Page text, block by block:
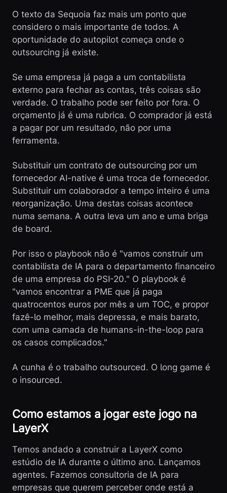
O texto da Sequoia faz mais um ponto que
considero o mais importante de todos. A
oportunidade do autopilot começa onde o
outsourcing já existe.
Se uma empresa já paga a um contabilista
externo para fechar as contas, três coisas são
verdade. O trabalho pode ser feito por fora. O
orçamento já é uma rubrica. O comprador já está
a pagar por um resultado, não por uma
ferramenta.
Substituir um contrato de outsourcing por um
fornecedor AI-native é uma troca de fornecedor.
Substituir um colaborador a tempo inteiro é uma
reorganização. Uma destas coisas acontece
numa semana. A outra leva um ano e uma briga
de board.
Por isso o playbook não é "vamos construir um
contabilista de IA para o departamento financeiro
de uma empresa do PSI-20." O playbook é
"vamos encontrar a PME que já paga
quatrocentos euros por mês a um TOC, e propor
fazê-lo melhor, mais depressa, e mais barato,
com uma camada de humans-in-the-loop para
os casos complicados."
A cunha é o trabalho outsourced. O long game é
o insourced.
Como estamos a jogar este jogo na
LayerX
Temos andado a construir a LayerX como
estúdio de IA durante o último ano. Lançamos
agentes. Fazemos consultoria de IA para
empresas que querem perceber onde está a